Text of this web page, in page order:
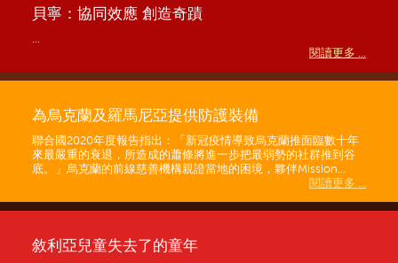
貝寧：協同效應 創造奇蹟
...
閱讀更多 ...
為烏克蘭及羅馬尼亞提供防護裝備
聯合國2020年度報告指出：「新冠疫情導致烏克蘭推面臨數十年
來最嚴重的衰退，所造成的蕭條將進一步把最弱勢的社群推到谷
底。」烏克蘭的前線慈善機構親證當地的困境，夥伴Mission...
閱讀更多 ...
敘利亞兒童失去了的童年